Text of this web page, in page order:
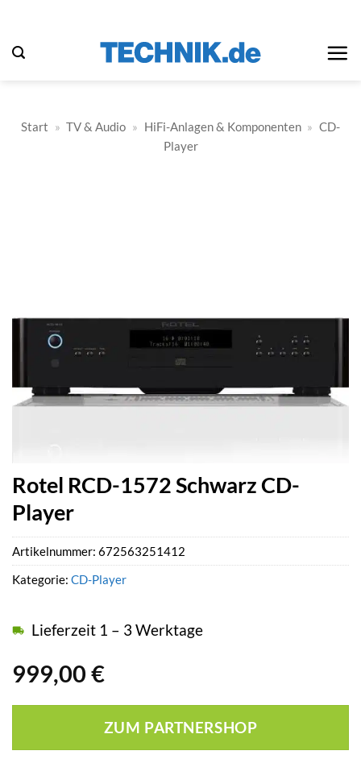
springen
Start » TV & Audio » HiFi-Anlagen & Komponenten » CD-
Player
Rotel RCD-1572 Schwarz CD-
Player
999,00 €
Lieferzeit 1 – 3 Werktage
ZUM PARTNERSHOP
Artikelnummer: 672563251412
Kategorie: CD-Player